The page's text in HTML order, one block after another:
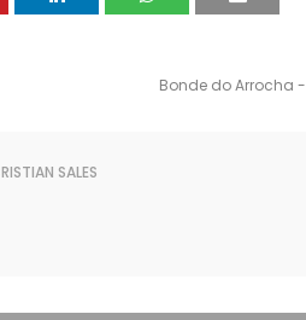
Bonde do Arrocha
SALES